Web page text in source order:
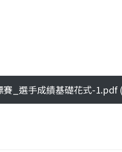
賽_選手成績基礎花式-